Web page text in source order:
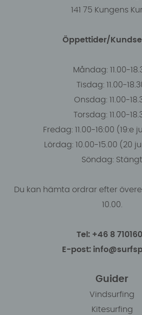
141 75 Kungens
Öppettider/
Måndag: 11.00-
Tisdag: 11.00-
Onsdag: 11.00-
Torsdag: 11.00-
Fredag: 11.00-16:00 (19:e
Lördag: 10.00-15.00 (20
Söndag: Stängt
Du kan hämta ordrar efter
10.00.
Tel: +46 8
E-post:
Guider
Vindsurfing
Kitesurfing